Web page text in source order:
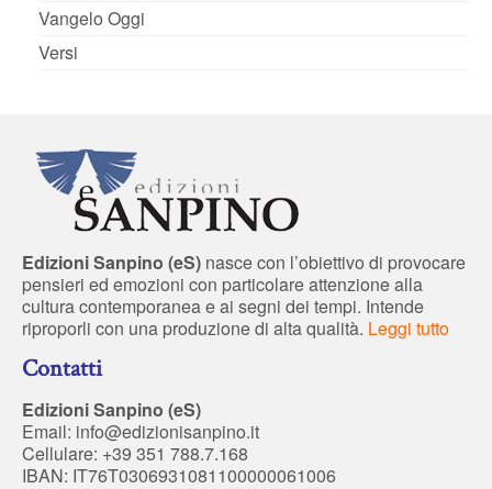
Vangelo Oggi
Versi
Edizioni Sanpino (eS) nasce con l’obiettivo di provocare
pensieri ed emozioni con particolare attenzione alla
cultura contemporanea e ai segni dei tempi. Intende
riproporli con una produzione di alta qualità. Leggi tutto
Contatti
Edizioni Sanpino (eS)
Email: info@edizionisanpino.it
Cellulare: +39 351 788.7.168
IBAN: IT76T0306931081100000061006